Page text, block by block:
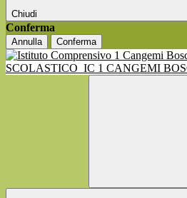
Chiudi
Conferma
Annulla Conferma
SCOLASTICO IC 1 CANGEMI